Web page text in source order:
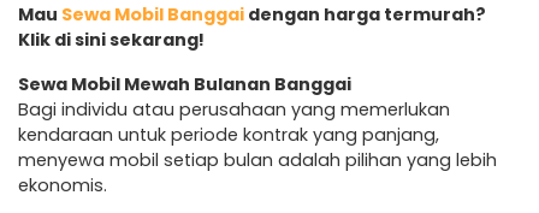
Mau Sewa Mobil Banggai dengan harga termurah?
Klik di sini sekarang!
Sewa Mobil Mewah Bulanan Banggai
Bagi individu atau perusahaan yang memerlukan
kendaraan untuk periode kontrak yang panjang,
menyewa mobil setiap bulan adalah pilihan yang lebih
ekonomis.